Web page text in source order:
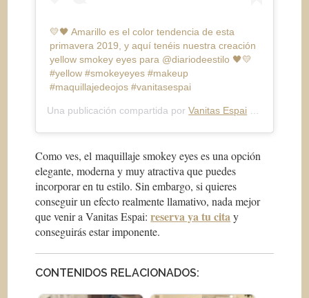
💛🖤 Amarillo es el color tendencia de esta
primavera 2019, y aquí tenéis nuestra creación
yellow smokey eyes para @diariodeestilo 🖤💛
#yellow #smokeyeyes #makeup
#maquillajedeojos #vanitasespai
Una publicación compartida porVanitas Espai
Como ves, el maquillaje smokey eyes es una opción
elegante, moderna y muy atractiva que puedes
incorporar en tu estilo. Sin embargo, si quieres
conseguir un efecto realmente llamativo, nada mejor
que venir a Vanitas Espai:reserva ya tu citay
conseguirás estar imponente.
CONTENIDOS RELACIONADOS: